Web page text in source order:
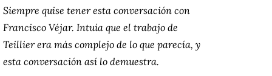
Siempre quise tener esta conversación con
Francisco Véjar. Intuía que el trabajo de
Teillier era más complejo de lo que parecía, y
esta conversación así lo demuestra.